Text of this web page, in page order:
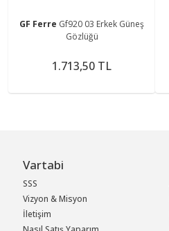
GF Ferre Gf920 03 Erkek Güneş
Gözlüğü
1.713,50 TL
Vartabi
SSS
Vizyon & Misyon
İletişim